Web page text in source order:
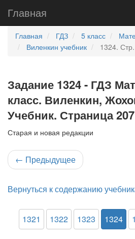
Главная
Главная ГДЗ 5 класс
Виленкин учебник
1324.
Задание 1324 - ГДЗ
класс. Виленкин,
Учебник. Страница 207
Старая и новая редакции
← Предыдущее
Вернуться к содержанию
1321 1322 1323 1324